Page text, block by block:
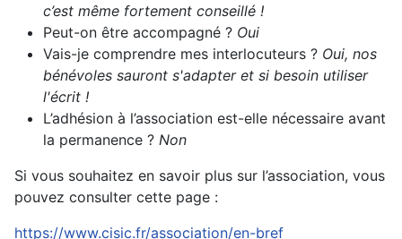
c’est même fortement conseillé !
Peut-on être accompagné ? Oui
Vais-je comprendre mes interlocuteurs ? Oui, nos
bénévoles sauront s'adapter et si besoin utiliser
l'écrit !
L’adhésion à l’association est-elle nécessaire avant
la permanence ? Non
Si vous souhaitez en savoir plus sur l’association, vous
pouvez consulter cette page :
https://www.cisic.fr/association/en-bref